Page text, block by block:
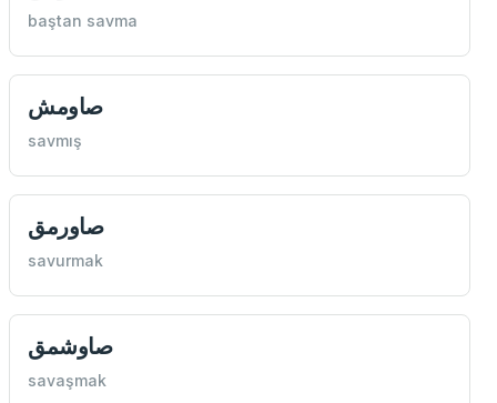
baştan savma
صاومش
savmış
صاورمق
savurmak
صاوشمق
savaşmak